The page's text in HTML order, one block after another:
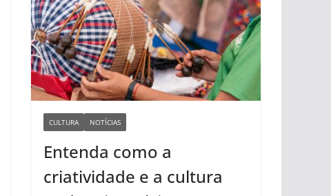
CULTURA NOTÍCIAS
Entenda como a
criatividade e a cultura